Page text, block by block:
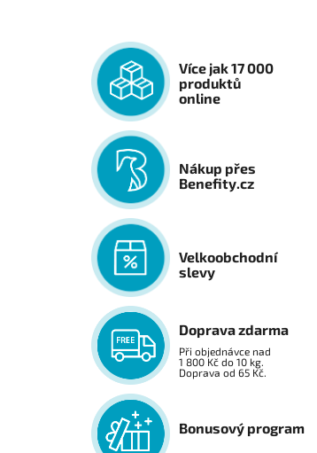
Více jak 17 000
produktů
online
Nákup přes
Benefity.cz
Velkoobchodní
slevy
Doprava zdarma
Při objednávce nad
1 800 Kč do 10 kg.
Doprava od 65 Kč.
Bonusový program